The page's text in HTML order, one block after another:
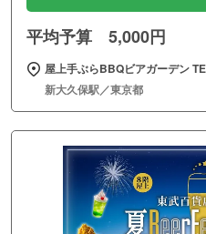
平均予算 5,000円
屋上手ぶらBBQビアガーデン
新大久保駅／東京都